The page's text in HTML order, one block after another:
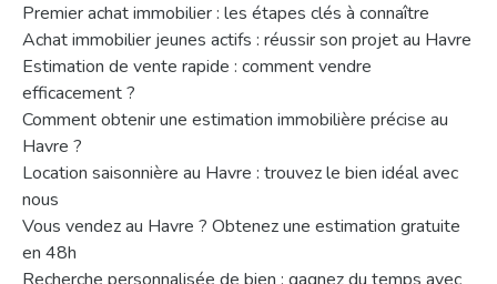
Premier achat immobilier : les étapes clés à connaître
Achat immobilier jeunes actifs : réussir son projet au Havre
Estimation de vente rapide : comment vendre
efficacement ?
Comment obtenir une estimation immobilière précise au
Havre ?
Location saisonnière au Havre : trouvez le bien idéal avec
nous
Vous vendez au Havre ? Obtenez une estimation gratuite
en 48h